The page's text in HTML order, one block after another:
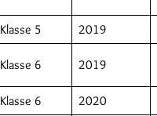
Klasse 5 2019
Klasse 6 2019
Klasse 6 2020